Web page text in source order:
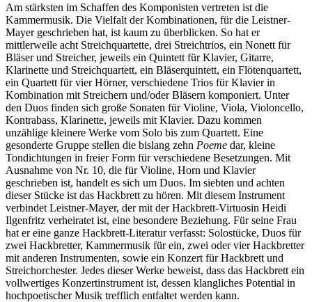
Am stärksten im Schaffen des Komponisten vertreten ist die
Kammermusik. Die Vielfalt der Kombinationen, für die Leistner-
Mayer geschrieben hat, ist kaum zu überblicken. So hat er
mittlerweile acht Streichquartette, drei Streichtrios, ein Nonett für
Bläser und Streicher, jeweils ein Quintett für Klavier, Gitarre,
Klarinette und Streichquartett, ein Bläserquintett, ein Flötenquartett,
ein Quartett für vier Hörner, verschiedene Trios für Klavier in
Kombination mit Streichern und/oder Bläsern komponiert. Unter
den Duos finden sich große Sonaten für Violine, Viola, Violoncello,
Kontrabass, Klarinette, jeweils mit Klavier. Dazu kommen
unzählige kleinere Werke vom Solo bis zum Quartett. Eine
gesonderte Gruppe stellen die bislang zehn Poeme dar, kleine
Tondichtungen in freier Form für verschiedene Besetzungen. Mit
Ausnahme von Nr. 10, die für Violine, Horn und Klavier
geschrieben ist, handelt es sich um Duos. Im siebten und achten
dieser Stücke ist das Hackbrett zu hören. Mit diesem Instrument
verbindet Leistner-Mayer, der mit der Hackbrett-Virtuosin Heidi
Ilgenfritz verheiratet ist, eine besondere Beziehung. Für seine Frau
hat er eine ganze Hackbrett-Literatur verfasst: Solostücke, Duos für
zwei Hackbretter, Kammermusik für ein, zwei oder vier Hackbretter
mit anderen Instrumenten, sowie ein Konzert für Hackbrett und
Streichorchester. Jedes dieser Werke beweist, dass das Hackbrett ein
vollwertiges Konzertinstrument ist, dessen klangliches Potential in
hochpoetischer Musik trefflich entfaltet werden kann.